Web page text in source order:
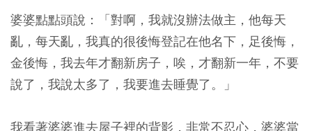
婆婆點點頭說：「對啊，我就沒辦法做主，他每天
亂，每天亂，我真的很後悔登記在他名下，足後悔，
金後悔，我去年才翻新房子，唉，才翻新一年，不要
說了，我說太多了，我要進去睡覺了。」
我看著婆婆進去屋子裡的背影，非常不忍心，婆婆當